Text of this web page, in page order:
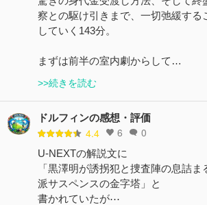
察との駆け引きまで、一切弛緩する
していく143分。
まずは前半の室内劇からして…
>>続きを読む
ドルフィンの感想・評価
4.4 6 0
U-NEXTの解説文に
「黒澤明が誘拐犯と捜査陣の息詰
派サスペンスの金字塔」と
書かれていたが⋯